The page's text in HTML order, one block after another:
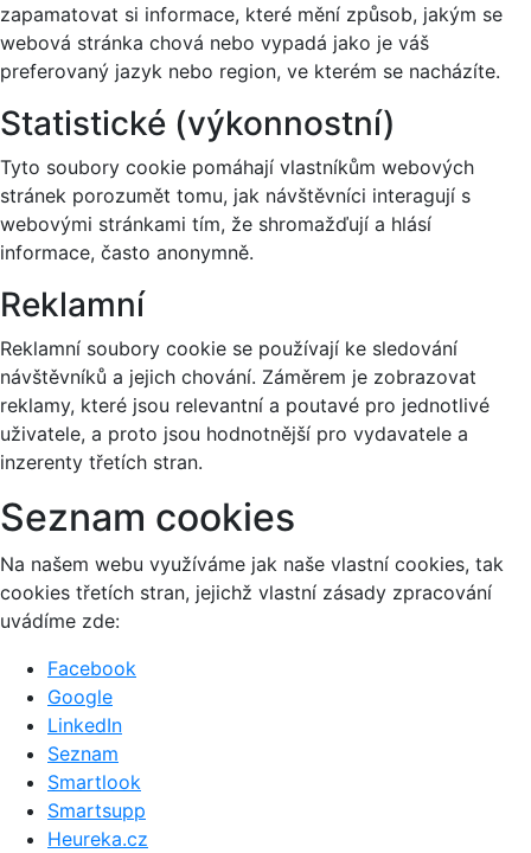
zapamatovat si informace, které mění způsob, jakým se
webová stránka chová nebo vypadá jako je váš
preferovaný jazyk nebo region, ve kterém se nacházíte.
Statistické (výkonnostní)
Tyto soubory cookie pomáhají vlastníkům webových
stránek porozumět tomu, jak návštěvníci interagují s
webovými stránkami tím, že shromažďují a hlásí
informace, často anonymně.
Reklamní
Reklamní soubory cookie se používají ke sledování
návštěvníků a jejich chování. Záměrem je zobrazovat
reklamy, které jsou relevantní a poutavé pro jednotlivé
uživatele, a proto jsou hodnotnější pro vydavatele a
inzerenty třetích stran.
Seznam cookies
Na našem webu využíváme jak naše vlastní cookies, tak
cookies třetích stran, jejichž vlastní zásady zpracování
uvádíme zde:
Facebook
Google
LinkedIn
Seznam
Smartlook
Smartsupp
Heureka.cz